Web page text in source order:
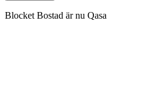
Blocket Bostad är nu Qasa